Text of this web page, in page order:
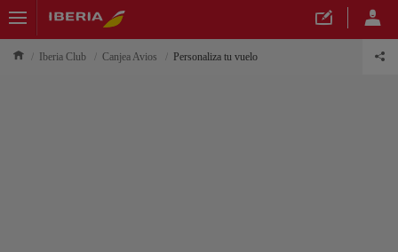
Iberia Club Canjea Avios Personaliza tu vuelo